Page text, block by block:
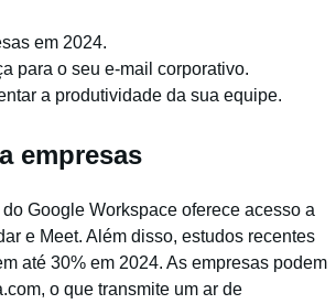
em 2024.
para o seu e-mail corporativo.
a produtividade da sua equipe.
empresas
Google Workspace oferece acesso a
e Meet. Além disso, estudos recentes
até 30% em 2024. As empresas podem
o que transmite um ar de